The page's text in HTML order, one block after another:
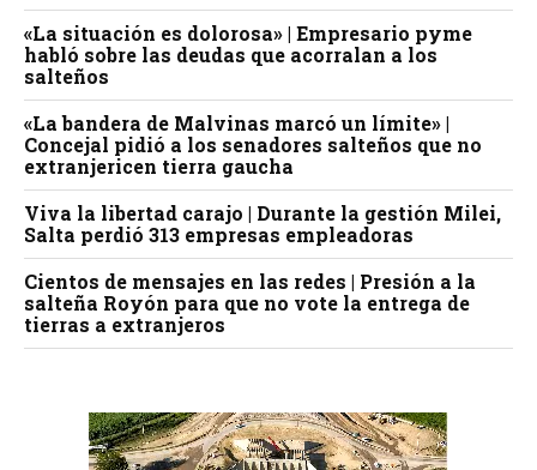
«La situación es dolorosa» | Empresario pyme
habló sobre las deudas que acorralan a los
salteños
«La bandera de Malvinas marcó un límite» |
Concejal pidió a los senadores salteños que no
extranjericen tierra gaucha
Viva la libertad carajo | Durante la gestión Milei,
Salta perdió 313 empresas empleadoras
Cientos de mensajes en las redes | Presión a la
salteña Royón para que no vote la entrega de
tierras a extranjeros